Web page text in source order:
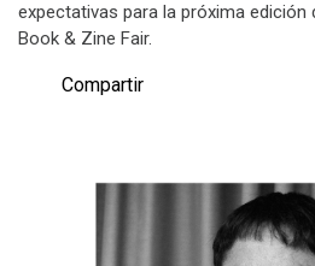
expectativas para la próxima edición
Book & Zine Fair.
Compartir